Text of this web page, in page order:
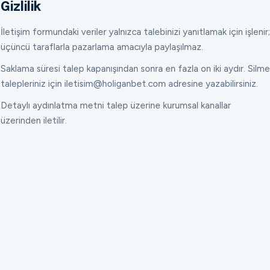
Gizlilik
İletişim formundaki veriler yalnızca talebinizi yanıtlamak için işlenir;
üçüncü taraflarla pazarlama amacıyla paylaşılmaz.
Saklama süresi talep kapanışından sonra en fazla on iki aydır. Silme
talepleriniz için iletisim@holiganbet.com adresine yazabilirsiniz.
Detaylı aydınlatma metni talep üzerine kurumsal kanallar
üzerinden iletilir.